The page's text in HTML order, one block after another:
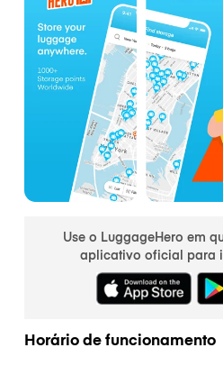
Use o LuggageHero em
aplicativo oficial para
Horário de funcionamento